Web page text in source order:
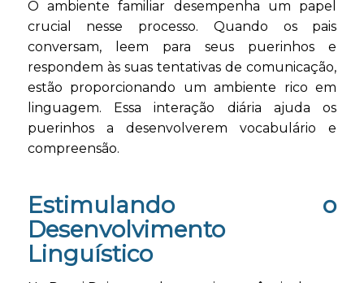
O ambiente familiar desempenha um papel
crucial nesse processo. Quando os pais
conversam, leem para seus puerinhos e
respondem às suas tentativas de comunicação,
estão proporcionando um ambiente rico em
linguagem. Essa interação diária ajuda os
puerinhos a desenvolverem vocabulário e
compreensão.
Estimulando o
Desenvolvimento
Linguístico